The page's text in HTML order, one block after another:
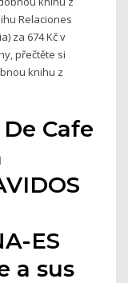
Relaciones
za 674 Kč v
přečtěte si
knihu z
Cafe
ES
a sus